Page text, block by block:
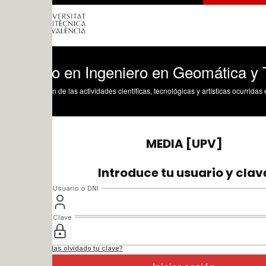
en Ingeniero en Geomática y
de las actividades científicas, tecnológicas y artísticas ocurridas en los tres